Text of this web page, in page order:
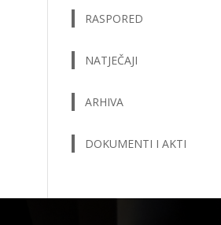
RASPORED
NATJEČAJI
ARHIVA
DOKUMENTI I AKTI